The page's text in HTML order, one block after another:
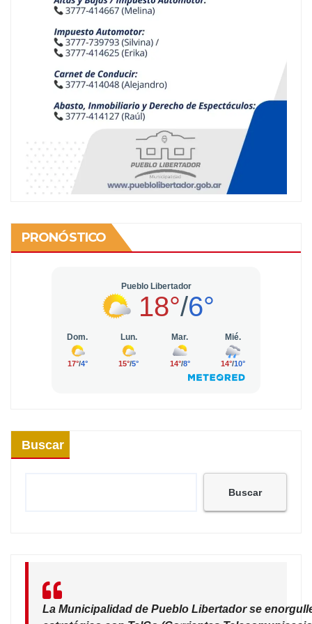
PRONÓSTICO
Buscar
Buscar
La Municipalidad de Pueblo Libertador se